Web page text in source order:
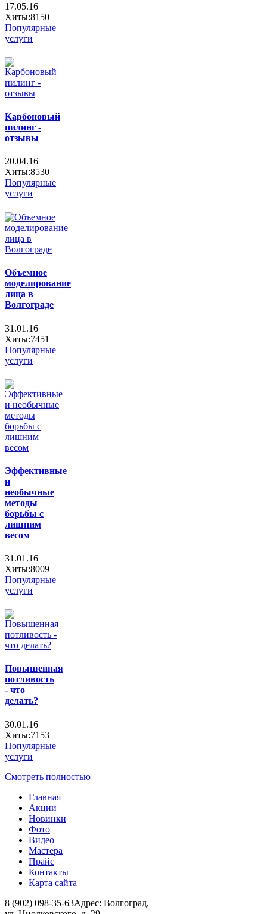
17.05.16
Хиты:8150
Популярные
услуги
Карбоновый
пилинг -
отзывы
20.04.16
Хиты:8530
Популярные
услуги
Объемное
моделирование
лица в
Волгограде
31.01.16
Хиты:7451
Популярные
услуги
Эффективные
и
необычные
методы
борьбы с
лишним
весом
31.01.16
Хиты:8009
Популярные
услуги
Повышенная
потливость
- что
делать?
30.01.16
Хиты:7153
Популярные
услуги
Смотреть полностью
Главная
Акции
Новинки
Фото
Видео
Мастера
Прайс
Контакты
Карта сайта
8 (902) 098-35-63Адрес: Волгоград,